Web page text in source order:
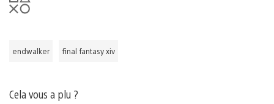
endwalker final fantasy xiv
Cela vous a plu ?